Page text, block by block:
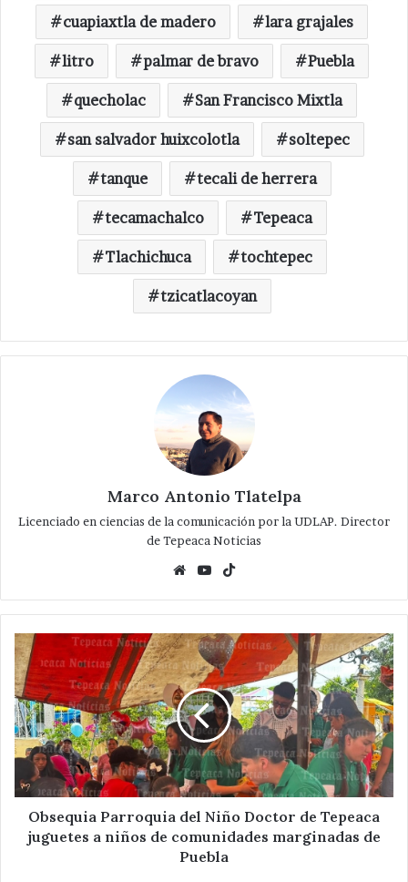
cuapiaxtla de madero lara grajales
litro palmar de bravo Puebla
quecholac San Francisco Mixtla
san salvador huixcolotla soltepec
tanque tecali de herrera
tecamachalco Tepeaca
Tlachichuca tochtepec
tzicatlacoyan
Marco Antonio Tlatelpa
Licenciado en ciencias de la comunicación por la UDLAP. Director
de Tepeaca Noticias
WebsiteYouTube
Obsequia
Parroquia
del
Niño
Doctor
de
Tepeaca
juguetes
a
niños
Obsequia Parroquia del Niño Doctor de Tepeaca
juguetes a niños de comunidades marginadas de
Puebla